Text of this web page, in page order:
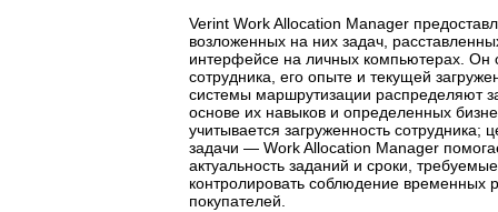
Verint Work Allocation Manager
возложенных на них задач,
интерфейсе на личных компьютерах. Он
сотрудника, его опыте и текущей
системы маршрутизации распределяют
основе их навыков и определенных
учитывается загруженность сотрудника;
задачи — Work Allocation Manager
актуальность заданий и сроки,
контролировать соблюдение временных
покупателей.